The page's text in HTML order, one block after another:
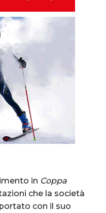
in Coppa
che la società
con il suo